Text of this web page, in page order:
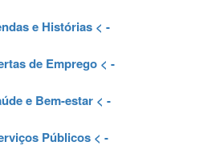
e Histórias < -
de Emprego< -
e Bem-estar < -
Públicos < -